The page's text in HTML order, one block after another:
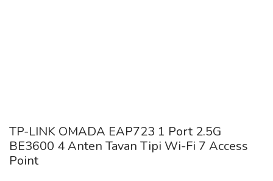
TP-LINK OMADA EAP723 1 Port 2.5G
BE3600 4 Anten Tavan Tipi Wi-Fi 7 Access
Point